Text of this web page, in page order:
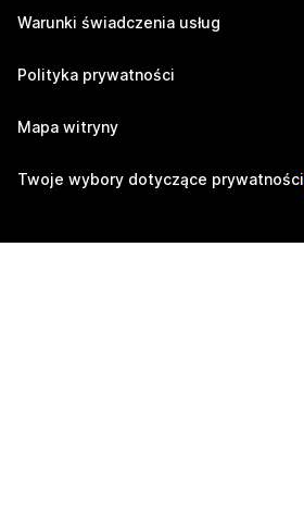
Warunki świadczenia usług
Polityka prywatności
Mapa witryny
Twoje wybory dotyczące prywatności